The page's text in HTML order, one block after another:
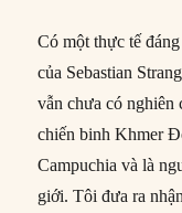
Có một thực tế
của Sebastian
vẫn chưa có nghiên
chiến binh Khmer
Campuchia và là
giới. Tôi đưa ra